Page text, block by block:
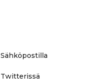
Sähköpostilla
Twitterissä